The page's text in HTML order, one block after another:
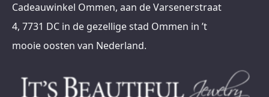
Cadeauwinkel Ommen, aan de Varsenerstraat
4, 7731 DC in de gezellige stad Ommen in ’t
mooie oosten van Nederland.